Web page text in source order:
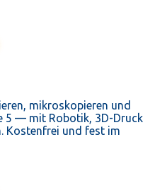
mikroskopieren und
5 — mit Robotik, 3D-Druck
Kostenfrei und fest im